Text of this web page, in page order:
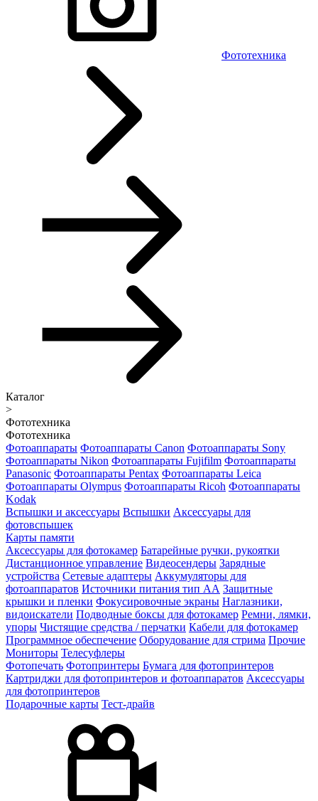
Фототехника
Каталог
>
Фототехника
Фототехника
Фотоаппараты Фотоаппараты Canon Фотоаппараты Sony
Фотоаппараты Nikon Фотоаппараты Fujifilm Фотоаппараты
Panasonic Фотоаппараты Pentax Фотоаппараты Leica
Фотоаппараты Olympus Фотоаппараты Ricoh Фотоаппараты
Kodak
Вспышки и аксессуары Вспышки Аксессуары для
фотовспышек
Карты памяти
Аксессуары для фотокамер Батарейные ручки, рукоятки
Дистанционное управление Видеосендеры Зарядные
устройства Сетевые адаптеры Аккумуляторы для
фотоаппаратов Источники питания тип АА Защитные
крышки и пленки Фокусировочные экраны Наглазники,
видоискатели Подводные боксы для фотокамер Ремни, лямки,
упоры Чистящие средства / перчатки Кабели для фотокамер
Программное обеспечение Оборудование для стрима Прочие
Мониторы Телесуфлеры
Фотопечать Фотопринтеры Бумага для фотопринтеров
Картриджи для фотопринтеров и фотоаппаратов Аксессуары
для фотопринтеров
Подарочные карты Тест-драйв